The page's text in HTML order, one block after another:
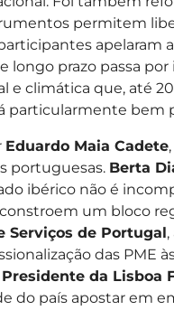
permitem
apelaram
longo prazo passa
e climática que, até
particularmente bem
Eduardo Maia Cadete
portuguesas. Berta
ibérico não é
um bloco
Serviços de Portugal
das PME
da Lisboa
do país apostar em